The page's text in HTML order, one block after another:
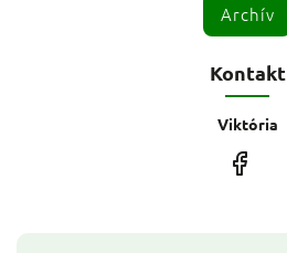
Archív
Kontakt
Viktória